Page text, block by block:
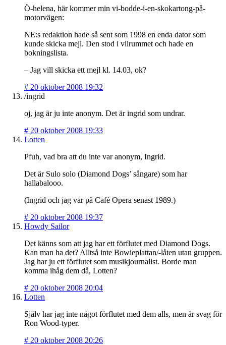
Ö-helena, här kommer min vi-bodde-i-en-skokartong-på-
motorvägen:
NE:s redaktion hade så sent som 1998 en enda dator som
kunde skicka mejl. Den stod i vilrummet och hade en
bokningslista.
– Jag vill skicka ett mejl kl. 14.03, ok?
# 20 oktober 2008 19:32
/ingrid
oj, jag är ju inte anonym. Det är ingrid som undrar.
# 20 oktober 2008 19:33
Lotten
Pfuh, vad bra att du inte var anonym, Ingrid.
Det är Sulo solo (Diamond Dogs’ sångare) som har
hallabalooo.
(Ingrid och jag var på Café Opera senast 1989.)
# 20 oktober 2008 19:37
Howdy Sailor
Det känns som att jag har ett förflutet med Diamond Dogs.
Kan man ha det? Alltså inte Bowieplattan/-låten utan gruppen.
Jag har ju ett förflutet som musikjournalist. Borde man
komma ihåg dem då, Lotten?
# 20 oktober 2008 20:04
Lotten
Själv har jag inte något förflutet med dem alls, men är svag för
Ron Wood-typer.
# 20 oktober 2008 20:26